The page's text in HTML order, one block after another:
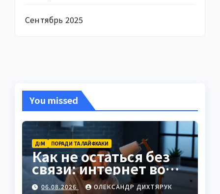
Сентябрь 2025
You missed
ДІМ ПОРАДИ ТА ЛАЙФХАКИ
Как не остаться без
связи: интернет во
время отключений
06.08.2026
ОЛЕКСАНДР ДИХТЯРУК